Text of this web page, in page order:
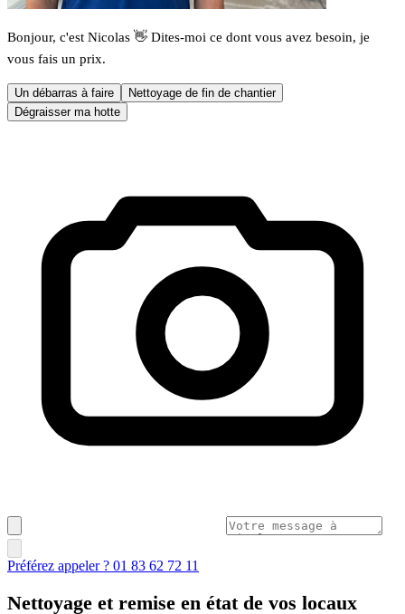
Bonjour, c'est Nicolas 👋 Dites-moi ce dont vous avez besoin, je
vous fais un prix.
Un débarras à faire
Nettoyage de fin de chantier
Dégraisser ma hotte
Préférez appeler ? 01 83 62 72 11
Nettoyage et remise en état de vos locaux